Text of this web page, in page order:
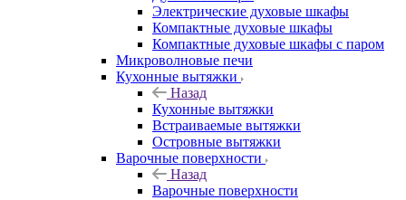
Электрические духовые шкафы
Компактные духовые шкафы
Компактные духовые шкафы с паром
Микроволновые печи
Кухонные вытяжки
Назад
Кухонные вытяжки
Встраиваемые вытяжки
Островные вытяжки
Варочные поверхности
Назад
Варочные поверхности